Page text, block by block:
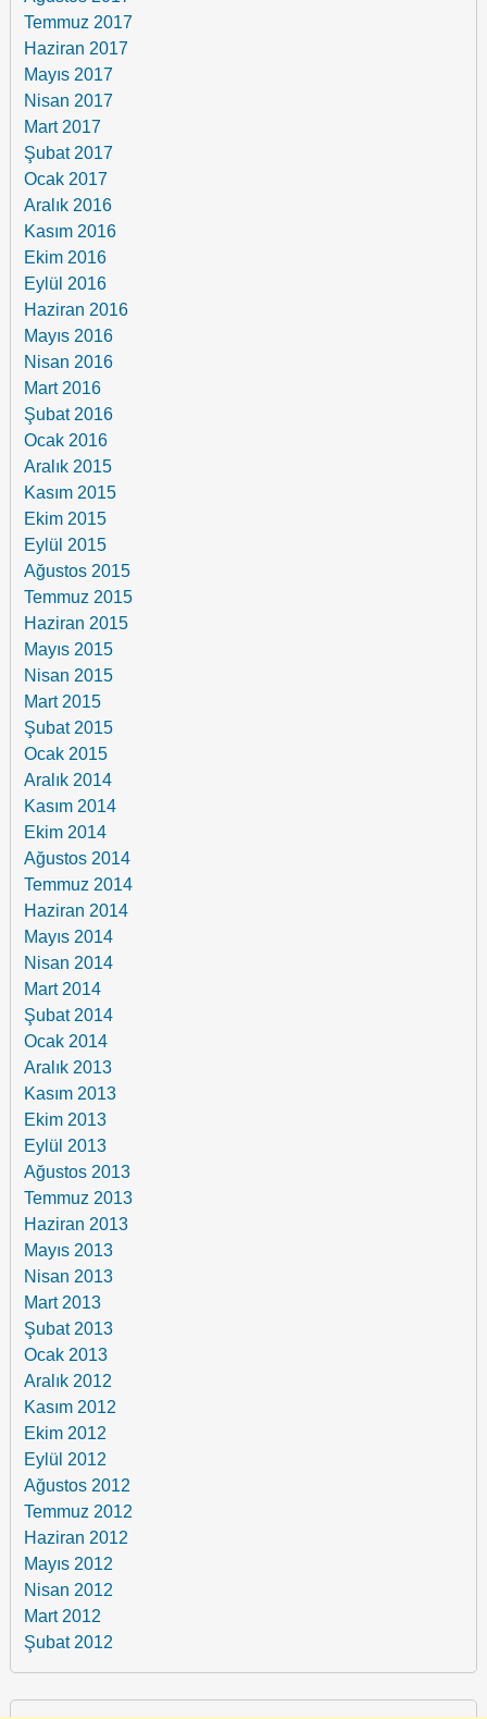
Temmuz 2017
Haziran 2017
Mayıs 2017
Nisan 2017
Mart 2017
Şubat 2017
Ocak 2017
Aralık 2016
Kasım 2016
Ekim 2016
Eylül 2016
Haziran 2016
Mayıs 2016
Nisan 2016
Mart 2016
Şubat 2016
Ocak 2016
Aralık 2015
Kasım 2015
Ekim 2015
Eylül 2015
Ağustos 2015
Temmuz 2015
Haziran 2015
Mayıs 2015
Nisan 2015
Mart 2015
Şubat 2015
Ocak 2015
Aralık 2014
Kasım 2014
Ekim 2014
Ağustos 2014
Temmuz 2014
Haziran 2014
Mayıs 2014
Nisan 2014
Mart 2014
Şubat 2014
Ocak 2014
Aralık 2013
Kasım 2013
Ekim 2013
Eylül 2013
Ağustos 2013
Temmuz 2013
Haziran 2013
Mayıs 2013
Nisan 2013
Mart 2013
Şubat 2013
Ocak 2013
Aralık 2012
Kasım 2012
Ekim 2012
Eylül 2012
Ağustos 2012
Temmuz 2012
Haziran 2012
Mayıs 2012
Nisan 2012
Mart 2012
Şubat 2012